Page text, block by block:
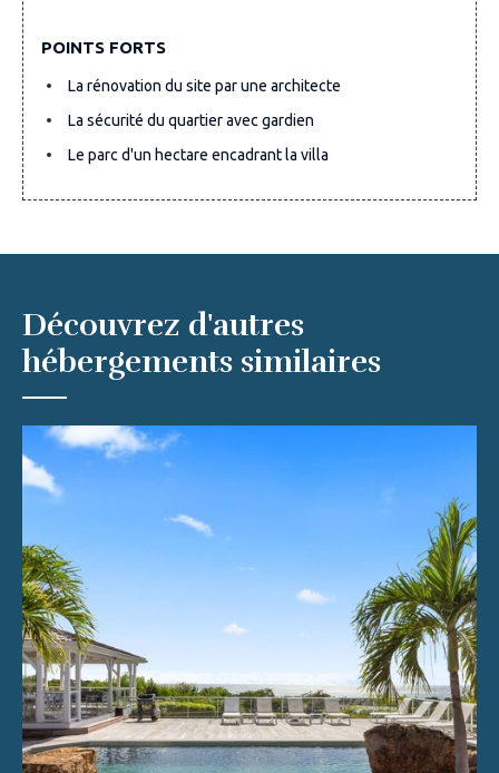
POINTS FORTS
La rénovation du site par une architecte
La sécurité du quartier avec gardien
Le parc d'un hectare encadrant la villa
Découvrez d'autres
hébergements similaires